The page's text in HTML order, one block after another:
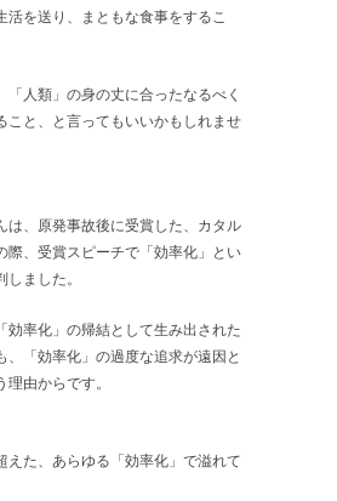
活を送り、まともな食事をするこ
「人類」の身の丈に合ったなるべく
こと、と言ってもいいかもしれませ
は、原発事故後に受賞した、カタル
際、受賞スピーチで「効率化」とい
ました。
効率化」の帰結として生み出された
、「効率化」の過度な追求が遠因と
由からです。
えた、あらゆる「効率化」で溢れて